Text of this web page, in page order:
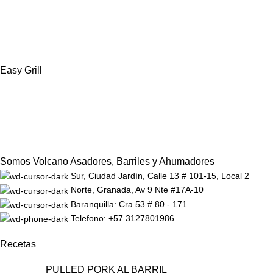
Easy Grill
Somos Volcano Asadores, Barriles y Ahumadores
Sur, Ciudad Jardín, Calle 13 # 101-15, Local 2
Norte, Granada, Av 9 Nte #17A-10
Baranquilla: Cra 53 # 80 - 171
Telefono: +57 3127801986
Recetas
PULLED PORK AL BARRIL